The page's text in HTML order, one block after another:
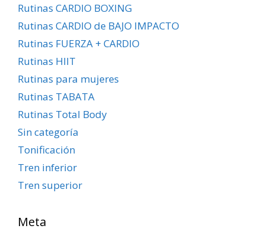
Rutinas CARDIO BOXING
Rutinas CARDIO de BAJO IMPACTO
Rutinas FUERZA + CARDIO
Rutinas HIIT
Rutinas para mujeres
Rutinas TABATA
Rutinas Total Body
Sin categoría
Tonificación
Tren inferior
Tren superior
Meta